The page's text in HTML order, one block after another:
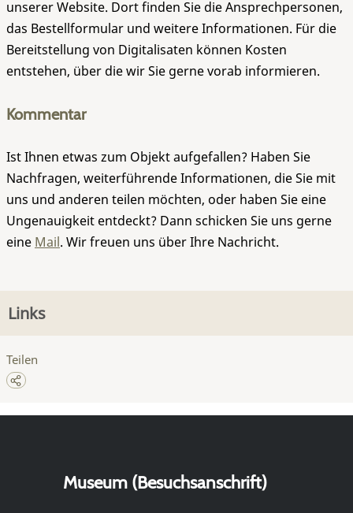
unserer Website. Dort finden Sie die Ansprechpersonen,
das Bestellformular und weitere Informationen. Für die
Bereitstellung von Digitalisaten können Kosten
entstehen, über die wir Sie gerne vorab informieren.
Kommentar
Ist Ihnen etwas zum Objekt aufgefallen? Haben Sie
Nachfragen, weiterführende Informationen, die Sie mit
uns und anderen teilen möchten, oder haben Sie eine
Ungenauigkeit entdeckt? Dann schicken Sie uns gerne
eine Mail. Wir freuen uns über Ihre Nachricht.
Links
Teilen
Museum (Besuchsanschrift)